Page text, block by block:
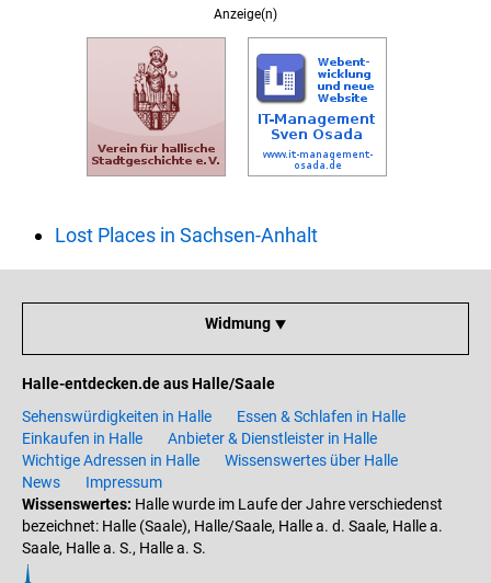
Anzeige(n)
Lost Places in Sachsen-Anhalt
Widmung ⯆
Halle-entdecken.de aus Halle/Saale
Sehenswürdigkeiten in Halle
Essen & Schlafen in Halle
Einkaufen in Halle
Anbieter & Dienstleister in Halle
Wichtige Adressen in Halle
Wissenswertes über Halle
News
Impressum
Wissenswertes: Halle wurde im Laufe der Jahre verschiedenst
bezeichnet: Halle (Saale), Halle/Saale, Halle a. d. Saale, Halle a.
Saale, Halle a. S., Halle a. S.